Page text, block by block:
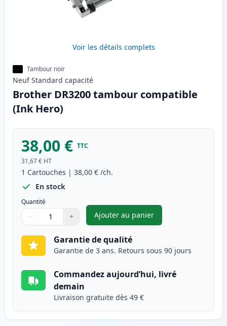
Voir les détails complets
Tambour noir
Neuf Standard capacité
Brother DR3200 tambour compatible
(Ink Hero)
38,00 € TTC
31,67 € HT
1 Cartouches | 38,00 € /ch.
En stock
Quantité
Quantité
Utilisez les boutons pour ajuster
− +
Quantité
Ajouter au panier
,Brother DR3200 tambour
Garantie de qualité
Garantie de 3 ans. Retours sous 90 jours
Commandez aujourd’hui, livré
demain
Livraison gratuite dès 49 €